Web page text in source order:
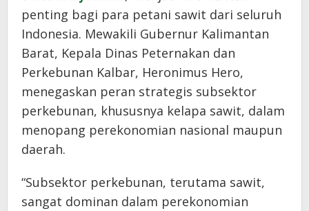
penting bagi para petani sawit dari seluruh
Indonesia. Mewakili Gubernur Kalimantan
Barat, Kepala Dinas Peternakan dan
Perkebunan Kalbar, Heronimus Hero,
menegaskan peran strategis subsektor
perkebunan, khususnya kelapa sawit, dalam
menopang perekonomian nasional maupun
daerah.
“Subsektor perkebunan, terutama sawit,
sangat dominan dalam perekonomian